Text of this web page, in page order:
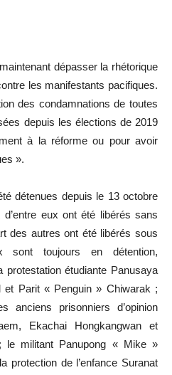
dépasser la rhétorique
les manifestants pacifiques.
des condamnations de toutes
depuis les élections de 2019
à la réforme ou pour avoir
».
détenues depuis le 13 octobre
eux ont été libérés sans
des autres ont été libérés sous
sont toujours en détention,
protestation étudiante Panusaya
et Parit « Penguin » Chiwarak ;
anciens prisonniers d’opinion
Ekachai Hongkangwan et
le militant Panupong « Mike »
protection de l’enfance Suranat